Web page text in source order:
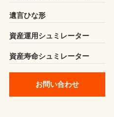
遺言ひな形
資産運用シュミレーター
資産寿命シュミレーター
お問い合わせ